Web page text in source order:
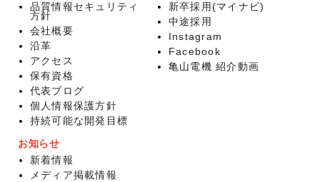
品質情報セキュリティ
方針
会社概要
沿革
アクセス
保有資格
代表ブログ
個人情報保護方針
持続可能な開発目標
新卒採用(マイナビ)
中途採用
Instagram
Facebook
亀山電機 紹介動画
お知らせ
新着情報
メディア掲載情報